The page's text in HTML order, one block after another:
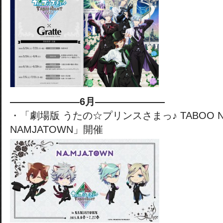
———————6月———————
・「劇場版 うたの☆プリンスさまっ♪ TABOO
NAMJATOWN」開催